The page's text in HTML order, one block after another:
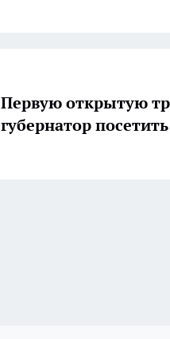
Первую открытую
губернатор